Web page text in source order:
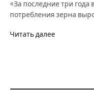
«За последние три
потребления зерна
Читать далее